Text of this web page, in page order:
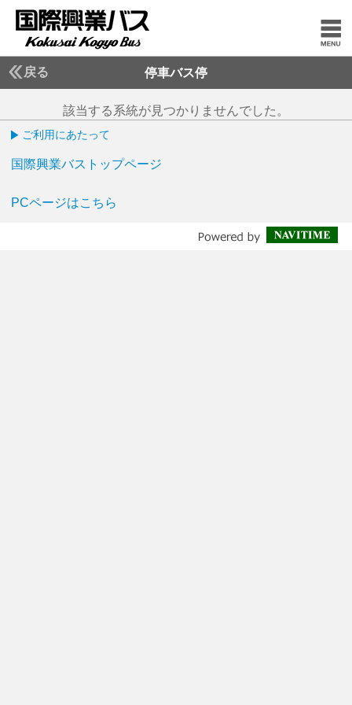
戻る 停車バス停
該当する系統が見つかりませんでした。
ご利用にあたって
国際興業バストップページ
PCページはこちら